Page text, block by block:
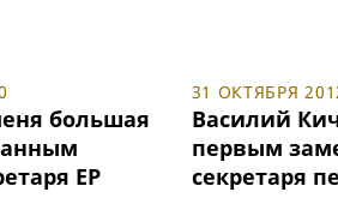
большая
ЕР
31 ОКТЯБРЯ
Василий
первым
секретаря